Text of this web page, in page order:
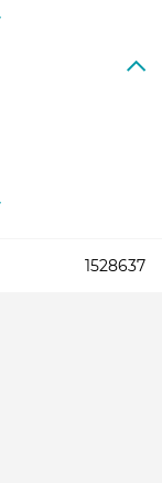
1528637